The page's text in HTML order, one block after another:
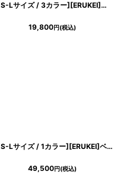
[ XS-Lサイズ / 3カラー][ERUKEI]半袖・シンプル・Ａライン・リボン・ミニドレス・ワンピース[送料無料]
19,800円(税込)
[ XS-Lサイズ / 1カラー][ERUKEI]ベア・ジャガード・金糸・花柄・Aライン・切替・フレア・ロングドレス[山崎みどり着用][送料無料] mysl
49,500円(税込)